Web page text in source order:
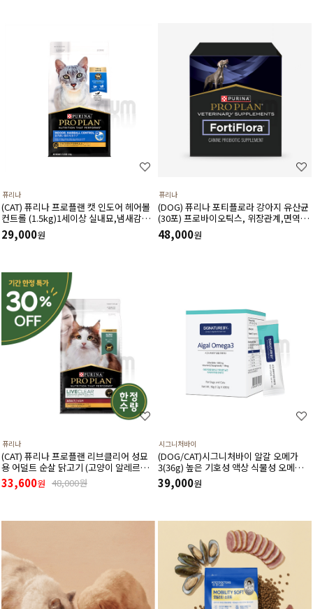
퓨리나
(CAT) 퓨리나 프로플랜 캣 인도어 헤어볼
컨트롤 (1.5kg)1세이상 실내묘,냄새감소,
헤어볼,저칼로리,신장건강,치아건강
29,000원
퓨리나
(DOG) 퓨리나 포티플로라 강아지 유산균
(30포) 프로바이오틱스, 위장관계,면역기
계,전반적인 건강에 도움
48,000원
퓨리나
(CAT) 퓨리나 프로플랜 리브클리어 성묘
용 어덜트 순살 닭고기 (고양이 알레르기
감소식단)(1.5kg) (유통기한 27년 3월)
33,600원 48,000원
시그니처바이
(DOG/CAT)시그니처바이 알갈 오메가
3(36g) 높은 기호성 액상 식물성 오메가3
천연 항산화제 비타민E 함유
39,000원